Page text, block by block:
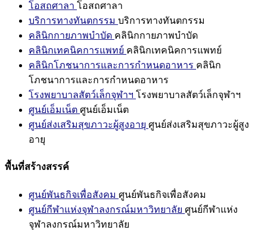
โอสถศาลา โอสถศาลา
บริการทางทันตกรรม บริการทางทันตกรรม
คลินิกกายภาพบำบัด คลินิกกายภาพบำบัด
คลินิกเทคนิคการแพทย์ คลินิกเทคนิคการแพทย์
คลินิกโภชนาการและการกำหนดอาหาร คลินิก
โภชนาการและการกำหนดอาหาร
โรงพยาบาลสัตว์เล็กจุฬาฯ โรงพยาบาลสัตว์เล็กจุฬาฯ
ศูนย์เอ็มเน็ต ศูนย์เอ็มเน็ต
ศูนย์ส่งเสริมสุขภาวะผู้สูงอายุ ศูนย์ส่งเสริมสุขภาวะผู้สูง
อายุ
พื้นที่สร้างสรรค์
ศูนย์พันธกิจเพื่อสังคม ศูนย์พันธกิจเพื่อสังคม
ศูนย์กีฬาแห่งจุฬาลงกรณ์มหาวิทยาลัย ศูนย์กีฬาแห่ง
จุฬาลงกรณ์มหาวิทยาลัย